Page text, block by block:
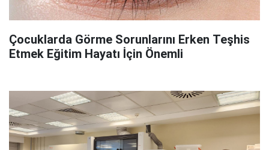
Çocuklarda Görme Sorunlarını Erken Teşhis
Etmek Eğitim Hayatı İçin Önemli